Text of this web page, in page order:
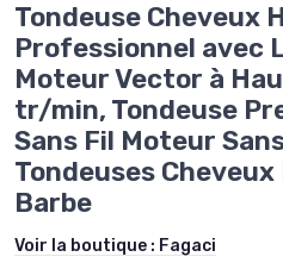
Tondeuse Cheveux
Professionnel avec
Moteur Vector à
tr/min, Tondeuse
Sans Fil Moteur
Tondeuses
Barbe
Voir la boutique : Fagaci